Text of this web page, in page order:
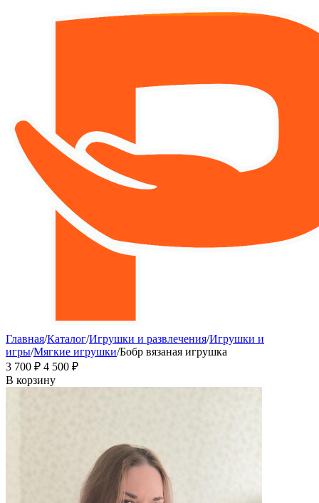
Главная/Каталог/Игрушки и развлечения/Игрушки и
игры/Мягкие игрушки/Бобр вязаная игрушка
3 700 ₽ 4 500 ₽
В корзину